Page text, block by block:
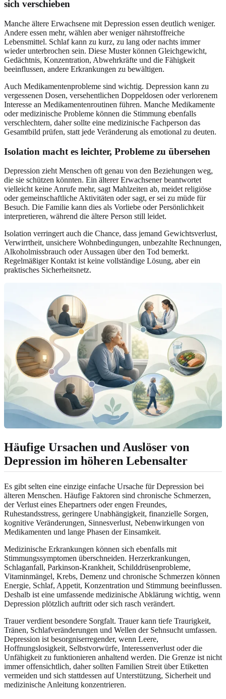
sich verschieben
Manche ältere Erwachsene mit Depression essen deutlich weniger.
Andere essen mehr, wählen aber weniger nährstoffreiche
Lebensmittel. Schlaf kann zu kurz, zu lang oder nachts immer
wieder unterbrochen sein. Diese Muster können Gleichgewicht,
Gedächtnis, Konzentration, Abwehrkräfte und die Fähigkeit
beeinflussen, andere Erkrankungen zu bewältigen.
Auch Medikamentenprobleme sind wichtig. Depression kann zu
vergessenen Dosen, versehentlichen Doppeldosen oder verlorenem
Interesse an Medikamentenroutinen führen. Manche Medikamente
oder medizinische Probleme können die Stimmung ebenfalls
verschlechtern, daher sollte eine medizinische Fachperson das
Gesamtbild prüfen, statt jede Veränderung als emotional zu deuten.
Isolation macht es leichter, Probleme zu übersehen
Depression zieht Menschen oft genau von den Beziehungen weg,
die sie schützen könnten. Ein älterer Erwachsener beantwortet
vielleicht keine Anrufe mehr, sagt Mahlzeiten ab, meidet religiöse
oder gemeinschaftliche Aktivitäten oder sagt, er sei zu müde für
Besuch. Die Familie kann dies als Vorliebe oder Persönlichkeit
interpretieren, während die ältere Person still leidet.
Isolation verringert auch die Chance, dass jemand Gewichtsverlust,
Verwirrtheit, unsichere Wohnbedingungen, unbezahlte Rechnungen,
Alkoholmissbrauch oder Aussagen über den Tod bemerkt.
Regelmäßiger Kontakt ist keine vollständige Lösung, aber ein
praktisches Sicherheitsnetz.
Häufige Ursachen und Auslöser von
Depression im höheren Lebensalter
Es gibt selten eine einzige einfache Ursache für Depression bei
älteren Menschen. Häufige Faktoren sind chronische Schmerzen,
der Verlust eines Ehepartners oder engen Freundes,
Ruhestandsstress, geringere Unabhängigkeit, finanzielle Sorgen,
kognitive Veränderungen, Sinnesverlust, Nebenwirkungen von
Medikamenten und lange Phasen der Einsamkeit.
Medizinische Erkrankungen können sich ebenfalls mit
Stimmungssymptomen überschneiden. Herzerkrankungen,
Schlaganfall, Parkinson-Krankheit, Schilddrüsenprobleme,
Vitaminmängel, Krebs, Demenz und chronische Schmerzen können
Energie, Schlaf, Appetit, Konzentration und Stimmung beeinflussen.
Deshalb ist eine umfassende medizinische Abklärung wichtig, wenn
Depression plötzlich auftritt oder sich rasch verändert.
Trauer verdient besondere Sorgfalt. Trauer kann tiefe Traurigkeit,
Tränen, Schlafveränderungen und Wellen der Sehnsucht umfassen.
Depression ist besorgniserregender, wenn Leere,
Hoffnungslosigkeit, Selbstvorwürfe, Interessenverlust oder die
Unfähigkeit zu funktionieren anhaltend werden. Die Grenze ist nicht
immer offensichtlich, daher sollten Familien Streit über Etiketten
vermeiden und sich stattdessen auf Unterstützung, Sicherheit und
medizinische Anleitung konzentrieren.